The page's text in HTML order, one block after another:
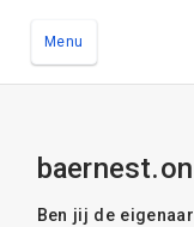
Menu
Ben jij de